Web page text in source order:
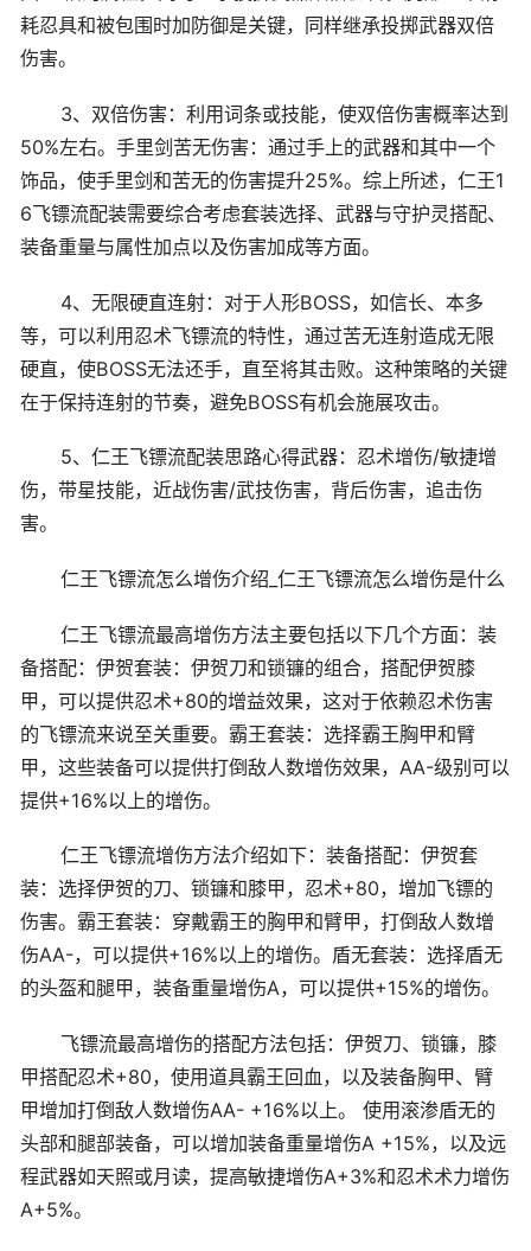
耗忍具和被包围时加防御是关键，同样继承投掷武器双倍
伤害。
3、双倍伤害：利用词条或技能，使双倍伤害概率达到
50%左右。手里剑苦无伤害：通过手上的武器和其中一个
饰品，使手里剑和苦无的伤害提升25%。综上所述，仁王1
6飞镖流配装需要综合考虑套装选择、武器与守护灵搭配、
装备重量与属性加点以及伤害加成等方面。
4、无限硬直连射：对于人形BOSS，如信长、本多
等，可以利用忍术飞镖流的特性，通过苦无连射造成无限
硬直，使BOSS无法还手，直至将其击败。这种策略的关键
在于保持连射的节奏，避免BOSS有机会施展攻击。
5、仁王飞镖流配装思路心得武器：忍术增伤/敏捷增
伤，带星技能，近战伤害/武技伤害，背后伤害，追击伤
害。
仁王飞镖流怎么增伤介绍_仁王飞镖流怎么增伤是什么
仁王飞镖流最高增伤方法主要包括以下几个方面：装
备搭配：伊贺套装：伊贺刀和锁镰的组合，搭配伊贺膝
甲，可以提供忍术+80的增益效果，这对于依赖忍术伤害
的飞镖流来说至关重要。霸王套装：选择霸王胸甲和臂
甲，这些装备可以提供打倒敌人数增伤效果，AA-级别可以
提供+16%以上的增伤。
仁王飞镖流增伤方法介绍如下：装备搭配：伊贺套
装：选择伊贺的刀、锁镰和膝甲，忍术+80，增加飞镖的
伤害。霸王套装：穿戴霸王的胸甲和臂甲，打倒敌人数增
伤AA-，可以提供+16%以上的增伤。盾无套装：选择盾无
的头盔和腿甲，装备重量增伤A，可以提供+15%的增伤。
飞镖流最高增伤的搭配方法包括：伊贺刀、锁镰，膝
甲搭配忍术+80，使用道具霸王回血，以及装备胸甲、臂
甲增加打倒敌人数增伤AA- +16%以上。 使用滚渗盾无的
头部和腿部装备，可以增加装备重量增伤A +15%，以及远
程武器如天照或月读，提高敏捷增伤A+3%和忍术术力增伤
A+5%。